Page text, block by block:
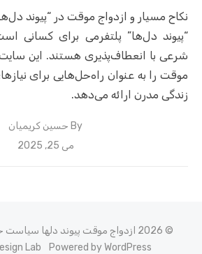
نکاح مسیار و ازدواج موقت در “پیوند
“پیوند دل‌ها” پلتفرمی برای کسانی
شرعی با انعطاف‌پذیری هستند. این سایت
موقت را به عنوان راه‌حل‌هایی برای
زندگی مدرن ارائه می‌دهد.
By حسین کریمیان
Posted
می 25, 2025
© 2026 ازدواج موقت پیوند دلها
سیاست
Powered by WordPress
Lab